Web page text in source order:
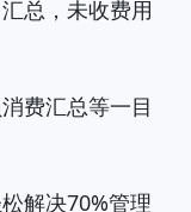
总，未收费用
费汇总等一目
解决70%管理